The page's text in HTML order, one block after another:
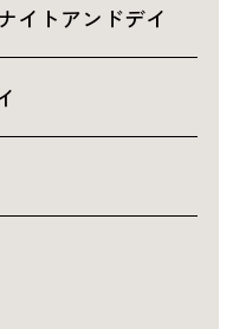
イトアンドデイ